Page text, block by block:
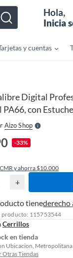
Hola,
Inicia
y cuentas
Digital
con
Aizo ShopS
l
l
e
r
-33%
y ahorra $10.000
+
tienederecho
producto: 115753544
Cerrillos
en tienda
Ubicacion, Metropolitana
Otras Tiendas